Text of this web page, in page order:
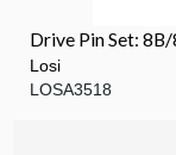
Drive Pin Set:
Losi
LOSA3518